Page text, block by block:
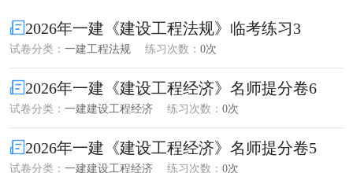
2026年一建《建设工程法规》临考练习3
试卷分类： 一建工程法规 练习次数： 0次
2026年一建《建设工程经济》名师提分卷6
试卷分类： 一建建设工程经济 练习次数： 0次
2026年一建《建设工程经济》名师提分卷5
试卷分类： 一建建设工程经济 练习次数： 0次